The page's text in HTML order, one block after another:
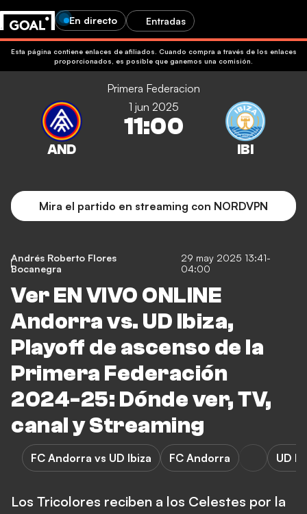
En directo Entradas
Esta página contiene enlaces de afiliados. Cuando compra a través de los enlaces
proporcionados, es posible que ganemos una comisión.
Primera Federacion
1 jun 2025
11:00
Mira el partido en streaming con NORDVPN
Andrés Roberto Flores
Bocanegra
29 may 2025 13:41-
04:00
Ver EN VIVO ONLINE
Andorra vs. UD Ibiza,
Playoff de ascenso de la
Primera Federación
2024-25: Dónde ver, TV,
canal y Streaming
FC Andorra vs UD Ibiza FC Andorra UD
Los Tricolores reciben a los Celestes por la